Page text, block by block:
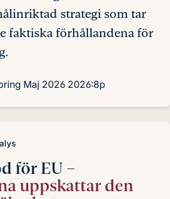
strategi som tar
faktiska förhållandena för
Maj 2026 2026:8p
för EU –
uppskattar den